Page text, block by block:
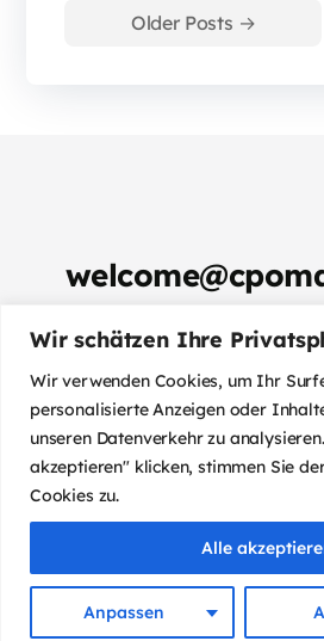
Wir schätzen Ihre
Wir verwenden Cookies, um Ihr
personalisierte Anzeigen oder
unseren Datenverkehr zu
akzeptieren" klicken, stimmen Sie
Cookies zu.
Anpassen
Alle
Older Posts →
Reaktionszeit: max. 4
Wir sind aus der
Schweiz und
Englisch und
Copyright ©2026 CPO MAKERS.
Kontaktiere uns Impressum